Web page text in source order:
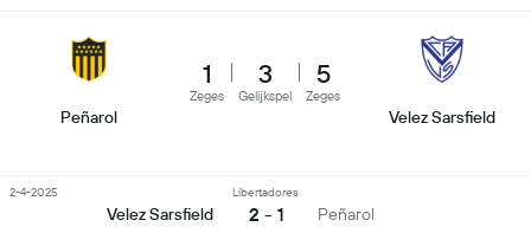
Peñarol
1
Zeges
3
Gelijkspel
5
Zeges
Velez Sarsfield
Velez Sarsfield
Libertadores
2 - 1 Peñarol
2-4-2025